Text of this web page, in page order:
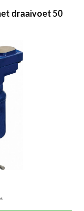
draaivoet 50